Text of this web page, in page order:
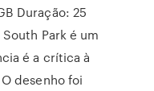
Duração: 25
Park é um
é a crítica à
desenho foi